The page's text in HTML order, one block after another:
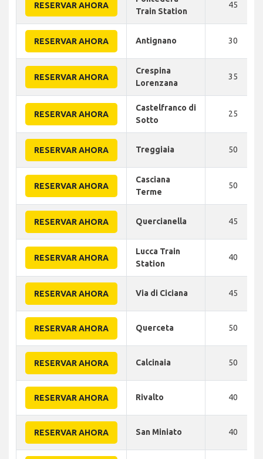
RESERVAR AHORA
Train Station
45
RESERVAR AHORA Antignano 30
RESERVAR AHORA
Crespina
Lorenzana
35
RESERVAR AHORA
Castelfranco di
Sotto
25
RESERVAR AHORA Treggiaia 50
RESERVAR AHORA
Casciana
Terme
50
RESERVAR AHORA Quercianella 45
RESERVAR AHORA
Lucca Train
Station
40
RESERVAR AHORA Via di Ciciana 45
RESERVAR AHORA Querceta 50
RESERVAR AHORA Calcinaia 50
RESERVAR AHORA Rivalto 40
RESERVAR AHORA San Miniato 40